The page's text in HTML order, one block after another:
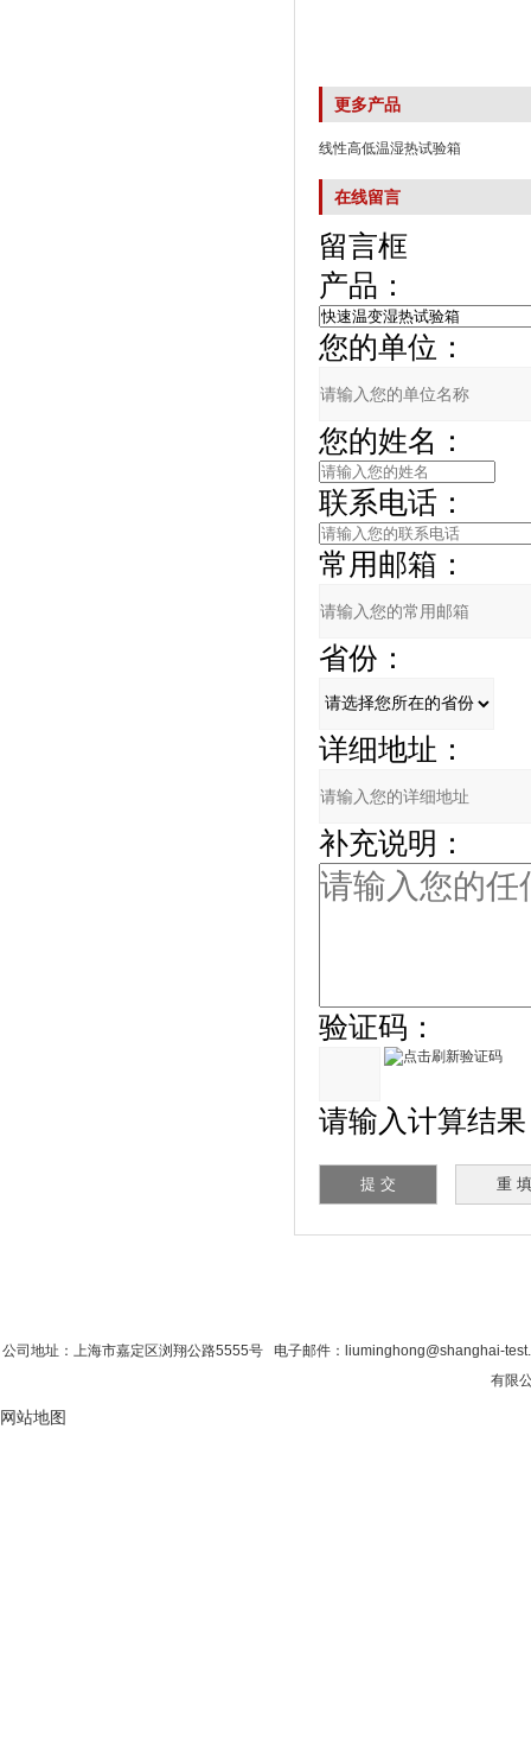
更多产品
线性高低温湿热试验箱
在线留言
留言框
产品：
您的单位：
您的姓名：
联系电话：
常用邮箱：
省份：
详细地址：
补充说明：
验证码：
请输入计算结果
公司地址：上海市嘉定区浏翔公路5555号 电子邮件：liuminghong@shanghai-
有限
网站地图